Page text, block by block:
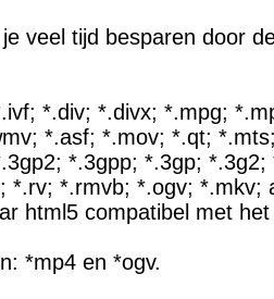
veel tijd besparen door
*.div; *.divx; *.mpg;
*.asf; *.mov; *.qt;
*.3gpp; *.3gp;
*.rv; *.rmvb; *.ogv; *.mkv;
html5 compatibel met
*mp4 en *ogv.